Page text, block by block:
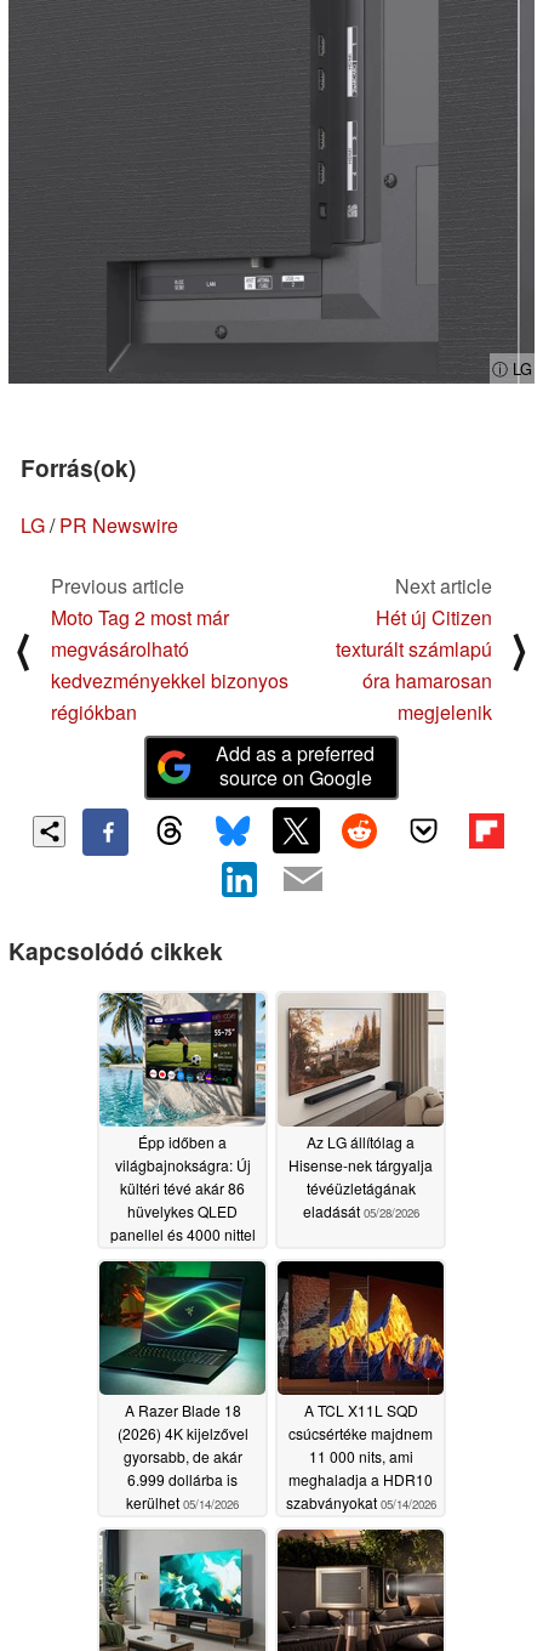
ⓘ LG
Forrás(ok)
LG/PR Newswire
⟨
Previous article
Moto Tag 2 most már
megvásárolható
kedvezményekkel bizonyos
régiókban
Next article
Hét új Citizen
texturált számlapú
óra hamarosan
megjelenik
⟩
Add as a preferred
source on Google
Kapcsolódó cikkek
Épp időben a
világbajnokságra: Új
kültéri tévé akár 86
hüvelykes QLED
panellel és 4000 nittel
06/11/2026
Az LG állítólag a
Hisense-nek tárgyalja
tévéüzletágának
eladását 05/28/2026
A Razer Blade 18
(2026) 4K kijelzővel
gyorsabb, de akár
6.999 dollárba is
kerülhet 05/14/2026
A TCL X11L SQD
csúcsértéke majdnem
11 000 nits, ami
meghaladja a HDR10
szabványokat 05/14/2026